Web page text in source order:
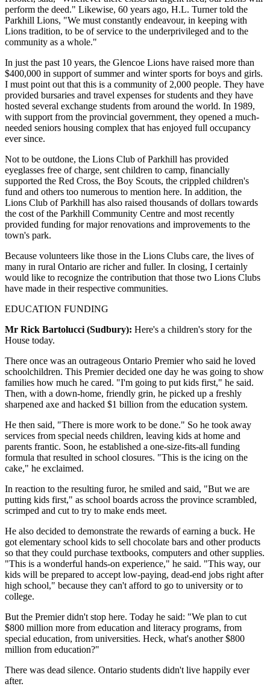
perform the deed." Likewise, 60 years ago, H.L. Turner told the
Parkhill Lions, "We must constantly endeavour, in keeping with
Lions tradition, to be of service to the underprivileged and to the
community as a whole."
In just the past 10 years, the Glencoe Lions have raised more than
$400,000 in support of summer and winter sports for boys and girls.
I must point out that this is a community of 2,000 people. They have
provided bursaries and travel expenses for students and they have
hosted several exchange students from around the world. In 1989,
with support from the provincial government, they opened a much-
needed seniors housing complex that has enjoyed full occupancy
ever since.
Not to be outdone, the Lions Club of Parkhill has provided
eyeglasses free of charge, sent children to camp, financially
supported the Red Cross, the Boy Scouts, the crippled children's
fund and others too numerous to mention here. In addition, the
Lions Club of Parkhill has also raised thousands of dollars towards
the cost of the Parkhill Community Centre and most recently
provided funding for major renovations and improvements to the
town's park.
Because volunteers like those in the Lions Clubs care, the lives of
many in rural Ontario are richer and fuller. In closing, I certainly
would like to recognize the contribution that those two Lions Clubs
have made in their respective communities.
EDUCATION FUNDING
Mr Rick Bartolucci (Sudbury): Here's a children's story for the
House today.
There once was an outrageous Ontario Premier who said he loved
schoolchildren. This Premier decided one day he was going to show
families how much he cared. "I'm going to put kids first," he said.
Then, with a down-home, friendly grin, he picked up a freshly
sharpened axe and hacked $1 billion from the education system.
He then said, "There is more work to be done." So he took away
services from special needs children, leaving kids at home and
parents frantic. Soon, he established a one-size-fits-all funding
formula that resulted in school closures. "This is the icing on the
cake," he exclaimed.
In reaction to the resulting furor, he smiled and said, "But we are
putting kids first," as school boards across the province scrambled,
scrimped and cut to try to make ends meet.
He also decided to demonstrate the rewards of earning a buck. He
got elementary school kids to sell chocolate bars and other products
so that they could purchase textbooks, computers and other supplies.
"This is a wonderful hands-on experience," he said. "This way, our
kids will be prepared to accept low-paying, dead-end jobs right after
high school," because they can't afford to go to university or to
college.
But the Premier didn't stop here. Today he said: "We plan to cut
$800 million more from education and literacy programs, from
special education, from universities. Heck, what's another $800
million from education?"
There was dead silence. Ontario students didn't live happily ever
after.